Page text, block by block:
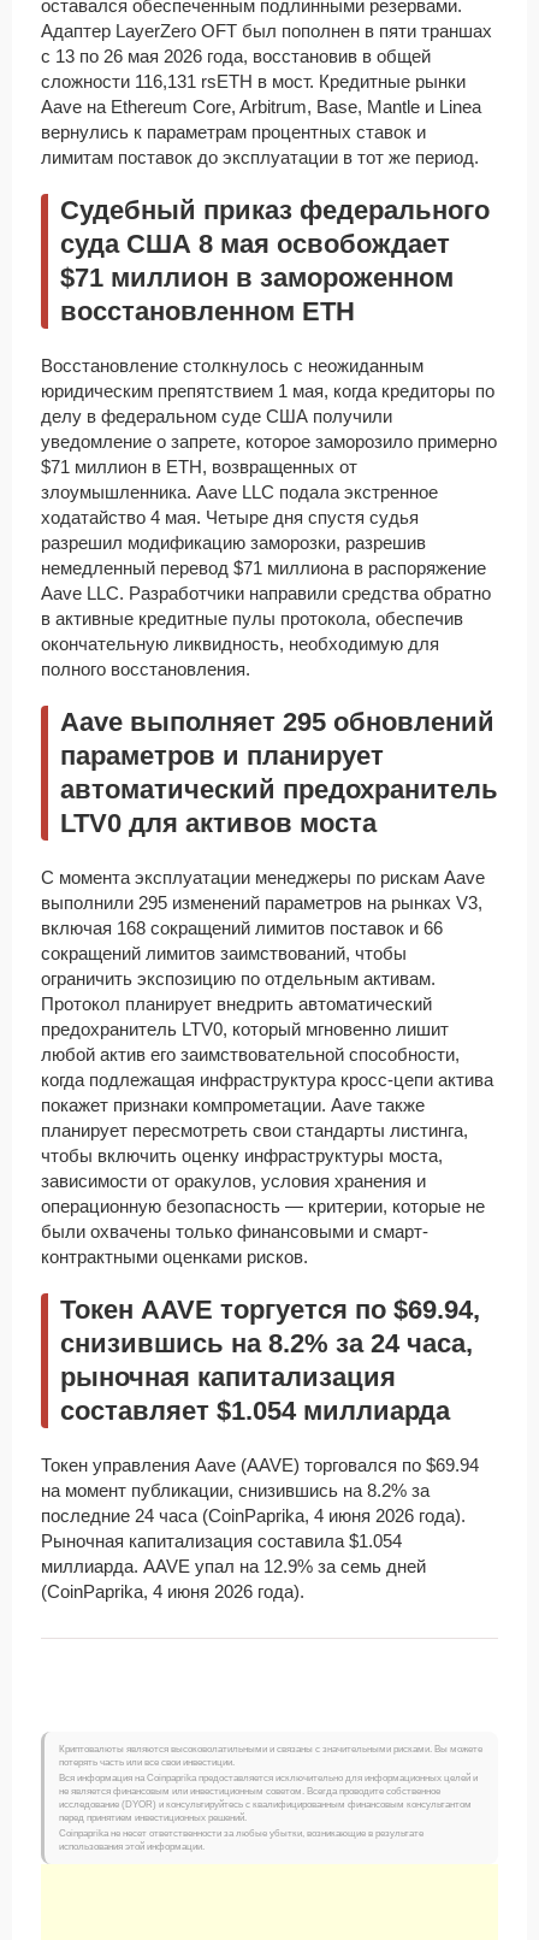
оставался обеспеченным подлинными резервами.
Адаптер LayerZero OFT был пополнен в пяти траншах
с 13 по 26 мая 2026 года, восстановив в общей
сложности 116,131 rsETH в мост. Кредитные рынки
Aave на Ethereum Core, Arbitrum, Base, Mantle и Linea
вернулись к параметрам процентных ставок и
лимитам поставок до эксплуатации в тот же период.
Судебный приказ федерального
суда США 8 мая освобождает
$71 миллион в замороженном
восстановленном ETH
Восстановление столкнулось с неожиданным
юридическим препятствием 1 мая, когда кредиторы по
делу в федеральном суде США получили
уведомление о запрете, которое заморозило примерно
$71 миллион в ETH, возвращенных от
злоумышленника. Aave LLC подала экстренное
ходатайство 4 мая. Четыре дня спустя судья
разрешил модификацию заморозки, разрешив
немедленный перевод $71 миллиона в распоряжение
Aave LLC. Разработчики направили средства обратно
в активные кредитные пулы протокола, обеспечив
окончательную ликвидность, необходимую для
полного восстановления.
Aave выполняет 295 обновлений
параметров и планирует
автоматический предохранитель
LTV0 для активов моста
С момента эксплуатации менеджеры по рискам Aave
выполнили 295 изменений параметров на рынках V3,
включая 168 сокращений лимитов поставок и 66
сокращений лимитов заимствований, чтобы
ограничить экспозицию по отдельным активам.
Протокол планирует внедрить автоматический
предохранитель LTV0, который мгновенно лишит
любой актив его заимствовательной способности,
когда подлежащая инфраструктура кросс-цепи актива
покажет признаки компрометации. Aave также
планирует пересмотреть свои стандарты листинга,
чтобы включить оценку инфраструктуры моста,
зависимости от оракулов, условия хранения и
операционную безопасность — критерии, которые не
были охвачены только финансовыми и смарт-
контрактными оценками рисков.
Токен AAVE торгуется по $69.94,
снизившись на 8.2% за 24 часа,
рыночная капитализация
составляет $1.054 миллиарда
Токен управления Aave (AAVE) торговался по $69.94
на момент публикации, снизившись на 8.2% за
последние 24 часа (CoinPaprika, 4 июня 2026 года).
Рыночная капитализация составила $1.054
миллиарда. AAVE упал на 12.9% за семь дней
(CoinPaprika, 4 июня 2026 года).
Криптовалюты являются высоковолатильными и связаны с значительными рисками. Вы можете
потерять часть или все свои инвестиции.
Вся информация на Coinpaprika предоставляется исключительно для информационных целей и
не является финансовым или инвестиционным советом. Всегда проводите собственное
исследование (DYOR) и консультируйтесь с квалифицированным финансовым консультантом
перед принятием инвестиционных решений.
Coinpaprika не несет ответственности за любые убытки, возникающие в результате
использования этой информации.